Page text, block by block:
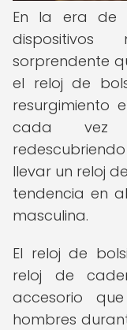
En la era de
dispositivos
sorprendente
el reloj de
resurgimiento
cada vez
llevar un reloj
tendencia en
masculina.
El reloj de
reloj de
accesorio
hombres